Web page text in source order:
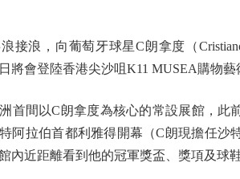
浪，向葡萄牙球星C朗拿度（
將會登陸香港尖沙咀K11 MUSEA購物
間以C朗拿度為核心的常設展館，此
阿拉伯首都利雅得開幕（C朗現擔任沙
內近距離看到他的冠軍獎盃、獎項及球